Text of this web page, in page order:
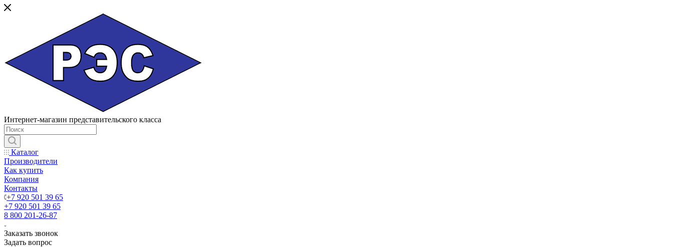
Интернет-магазин представительского класса
Каталог
Производители
Как купить
Компания
Контакты
+7 920 501 39 65
+7 920 501 39 65
8 800 201-26-87
Заказать звонок
Задать вопрос